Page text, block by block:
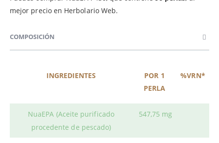
mejor precio en Herbolario Web.
COMPOSICIÓN
INGREDIENTES
POR 1
PERLA
%VRN*
NuaEPA (Aceite purificado
procedente de pescado)
547,75 mg